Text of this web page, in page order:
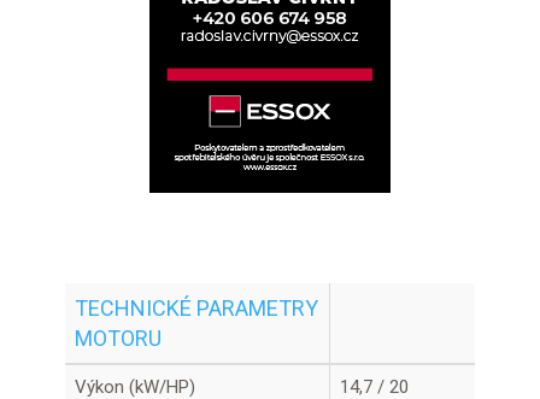
TECHNICKÉ PARAMETRY
MOTORU
Výkon (kW/HP) 14,7 / 20